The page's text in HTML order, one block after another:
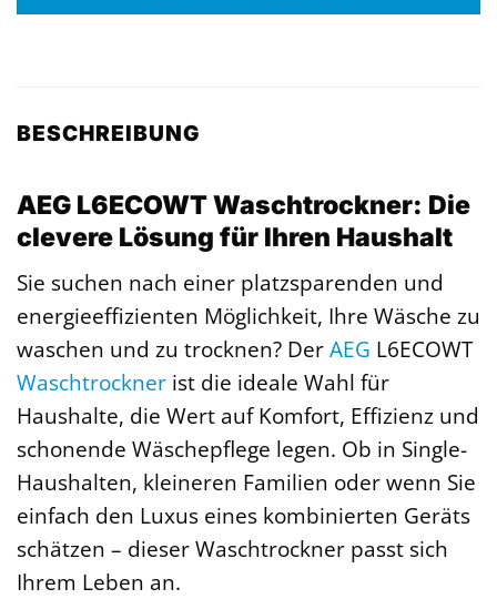
BESCHREIBUNG
AEG L6ECOWT Waschtrockner: Die
clevere Lösung für Ihren Haushalt
Sie suchen nach einer platzsparenden und
energieeffizienten Möglichkeit, Ihre Wäsche zu
waschen und zu trocknen? DerAEG L6ECOWT
Waschtrockner ist die ideale Wahl für
Haushalte, die Wert auf Komfort, Effizienz und
schonende Wäschepflege legen. Ob in Single-
Haushalten, kleineren Familien oder wenn Sie
einfach den Luxus eines kombinierten Geräts
schätzen – dieser Waschtrockner passt sich
Ihrem Leben an.